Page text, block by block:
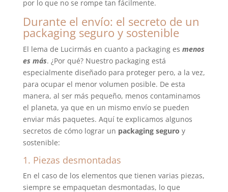
por lo que no se rompe tan fácilmente.
Durante el envío: el secreto de un
packaging seguro y sostenible
El lema de Lucirmás en cuanto a packaging es menos
es más. ¿Por qué? Nuestro packaging está
especialmente diseñado para proteger pero, a la vez,
para ocupar el menor volumen posible. De esta
manera, al ser más pequeño, menos contaminamos
el planeta, ya que en un mismo envío se pueden
enviar más paquetes. Aquí te explicamos algunos
secretos de cómo lograr un packaging seguro y
sostenible:
1. Piezas desmontadas
En el caso de los elementos que tienen varias piezas,
siempre se empaquetan desmontadas, lo que